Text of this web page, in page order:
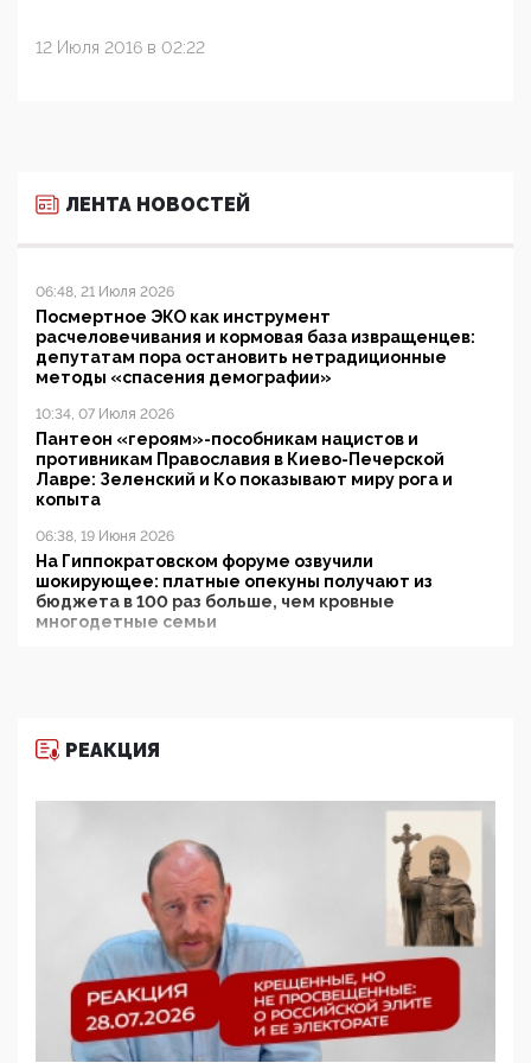
12 Июля 2016 в 02:22
ЛЕНТА НОВОСТЕЙ
06:48, 21 Июля 2026
Посмертное ЭКО как инструмент
расчеловечивания и кормовая база извращенцев:
депутатам пора остановить нетрадиционные
методы «спасения демографии»
10:34, 07 Июля 2026
Пантеон «героям»-пособникам нацистов и
противникам Православия в Киево-Печерской
Лавре: Зеленский и Ко показывают миру рога и
копыта
06:38, 19 Июня 2026
На Гиппократовском форуме озвучили
шокирующее: платные опекуны получают из
бюджета в 100 раз больше, чем кровные
многодетные семьи
11:53, 09 Июня 2026
деятельность ИИТО ЮНЕСКО в России, но
цифроглобалисты продолжают определять
повестку в образовании
09:43, 01 Июня 2026
5G за счет здоровья граждан: Минцифры намерено
отобрать у регионов и муниципалитетов право
защищать жилые дома и социальные объекты от
05:58, 26 Мая 2026
Роскомнадзор освободили от борца с
деструктивным и опасным контентом
РЕАКЦИЯ